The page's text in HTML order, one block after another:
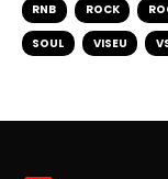
RNB ROCK
SOUL VISEU